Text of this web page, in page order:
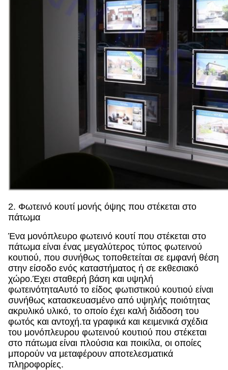
2. Φωτεινό κουτί μονής όψης που στέκεται στο
πάτωμα
Ένα μονόπλευρο φωτεινό κουτί που στέκεται στο
πάτωμα είναι ένας μεγαλύτερος τύπος φωτεινού
κουτιού, που συνήθως τοποθετείται σε εμφανή θέση
στην είσοδο ενός καταστήματος ή σε εκθεσιακό
χώρο.Έχει σταθερή βάση και υψηλή
φωτεινότηταΑυτό το είδος φωτιστικού κουτιού είναι
συνήθως κατασκευασμένο από υψηλής ποιότητας
ακρυλικό υλικό, το οποίο έχει καλή διάδοση του
φωτός και αντοχή.τα γραφικά και κειμενικά σχέδια
του μονόπλευρου φωτεινού κουτιού που στέκεται
στο πάτωμα είναι πλούσια και ποικίλα, οι οποίες
μπορούν να μεταφέρουν αποτελεσματικά
πληροφορίες.